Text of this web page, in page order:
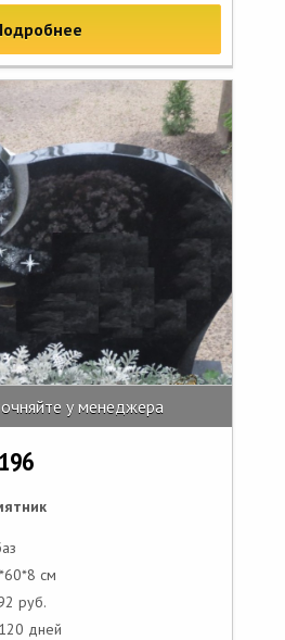
у менеджера
см
руб.
120 дней